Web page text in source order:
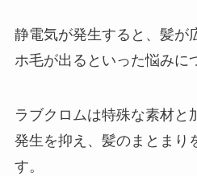
静電気が発生すると、髪が
ホ毛が出るといった悩みに
ラブクロムは特殊な素材と
発生を抑え、髪のまとまり
す。